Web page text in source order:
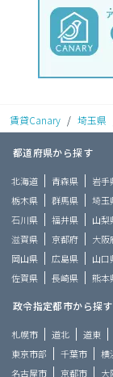
賃貸Canary / 埼玉県
都道府県から探す
北海道 青森県 岩手
栃木県
群馬県 埼玉
石川県
福井県 山梨
滋賀県
京都府 大阪
岡山県
広島県 山口
佐賀県
長崎県 熊本
政令指定都市から探す
札幌市 道北 道東
東京市部
千葉市 横
名古屋市
京都市 大